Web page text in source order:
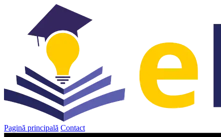
Pagină principală Contact